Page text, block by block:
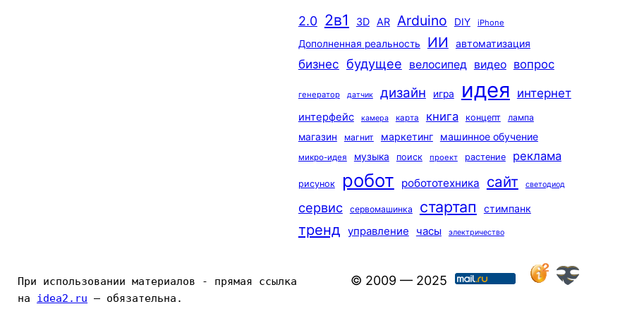
2.0 2в1 3D AR Arduino DIY iPhone
Дополненная реальность ИИ автоматизация
бизнес будущее велосипед видео вопрос
генератор датчик дизайн игра идея интернет
интерфейс камера карта книга концепт лампа
магазин магнит маркетинг машинное обучение
микро-идея музыка поиск проект растение реклама
рисунок робот робототехника сайт светодиод
сервис сервомашинка стартап стимпанк
тренд управление часы электричество
При использовании материалов - прямая ссылка
на idea2.ru — обязательна.
© 2009 — 2025